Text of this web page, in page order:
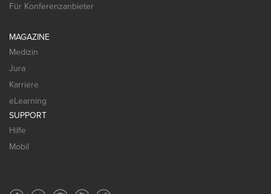
Für Konferenzanbieter
MAGAZINE
Medizin
Jura
Karriere
eLearning
SUPPORT
Hilfe
Mobil